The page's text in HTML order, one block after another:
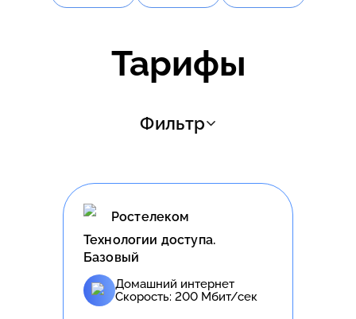
Тарифы
Фильтр
Ростелеком
Технологии доступа.
Базовый
Домашний интернет
Скорость: 200 Мбит/сек